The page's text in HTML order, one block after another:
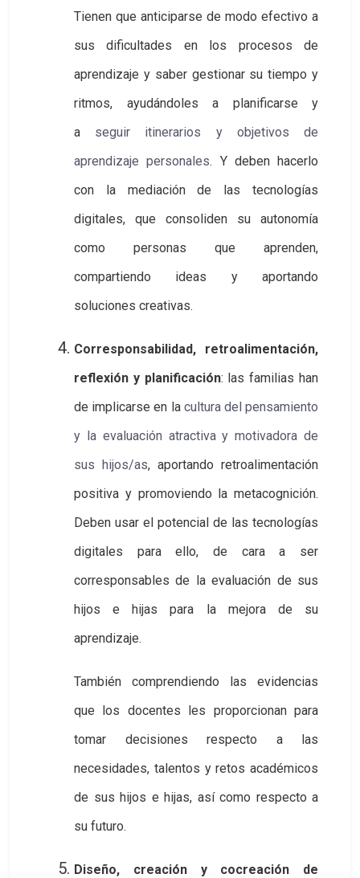
Tienen que anticiparse de modo efectivo a
sus dificultades en los procesos de
aprendizaje y saber gestionar su tiempo y
ritmos, ayudándoles a planificarse y
a seguir itinerarios y objetivos de
aprendizaje personales. Y deben hacerlo
con la mediación de las tecnologías
digitales, que consoliden su autonomía
como personas que aprenden,
compartiendo ideas y aportando
soluciones creativas.
Corresponsabilidad, retroalimentación,
reflexión y planificación: las familias han
de implicarse en la cultura del pensamiento
y la evaluación atractiva y motivadora de
sus hijos/as, aportando retroalimentación
positiva y promoviendo la metacognición.
Deben usar el potencial de las tecnologías
digitales para ello, de cara a ser
corresponsables de la evaluación de sus
hijos e hijas para la mejora de su
aprendizaje.
También comprendiendo las evidencias
que los docentes les proporcionan para
tomar decisiones respecto a las
necesidades, talentos y retos académicos
de sus hijos e hijas, así como respecto a
su futuro.
Diseño, creación y cocreación de